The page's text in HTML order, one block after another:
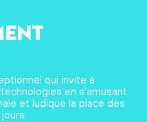
qui invite à
en s'amusant.
et ludique la place des